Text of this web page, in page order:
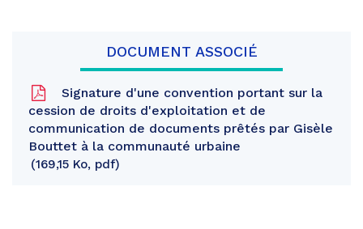
DOCUMENT ASSOCIÉ
Signature d'une convention portant sur la
cession de droits d'exploitation et de
communication de documents prêtés par Gisèle
Bouttet à la communauté urbaine
169,15 Ko, pdf